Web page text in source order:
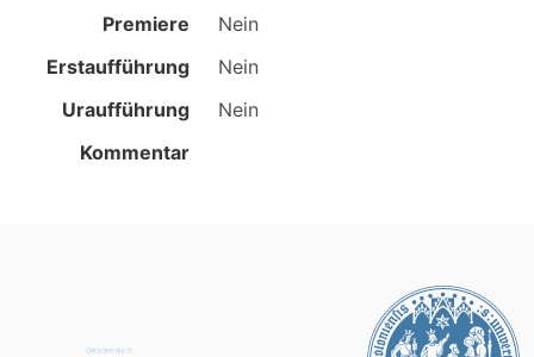
Premiere
Nein
Erstaufführung
Nein
Uraufführung
Nein
Kommentar